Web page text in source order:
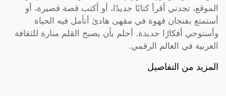
الموقع، تجدني أقرأ كتابًا جديدًا، أو أكتب قصة قصيرة، أو
أستمتع بفنجان قهوة في مقهى هادئ أتأمل فيه الحياة
وأستوحي أفكارًا جديدة. أحلم بأن يصبح القلم منارة للثقافة
العربية في العالم الرقمي.
المزيد من التفاصيل